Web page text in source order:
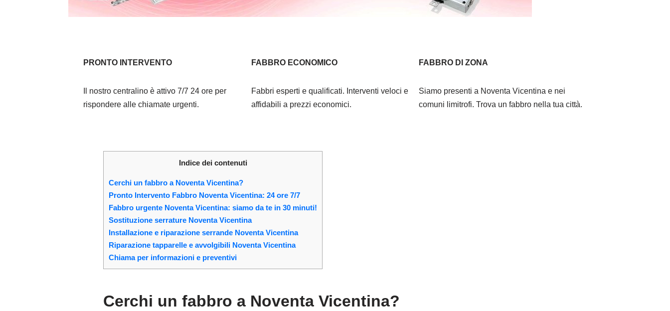
PRONTO INTERVENTO
Il nostro centralino è attivo 7/7 24 ore per
rispondere alle chiamate urgenti.
FABBRO ECONOMICO
Fabbri esperti e qualificati. Interventi veloci e
affidabili a prezzi economici.
FABBRO DI ZONA
Siamo presenti a Noventa Vicentina e nei
comuni limitrofi. Trova un fabbro nella tua città.
Indice dei contenuti
Cerchi un fabbro a Noventa Vicentina?
Pronto Intervento Fabbro Noventa Vicentina: 24 ore 7/7
Fabbro urgente Noventa Vicentina: siamo da te in 30 minuti!
Sostituzione serrature Noventa Vicentina
Installazione e riparazione serrande Noventa Vicentina
Riparazione tapparelle e avvolgibili Noventa Vicentina
Chiama per informazioni e preventivi
Cerchi un fabbro a Noventa Vicentina?